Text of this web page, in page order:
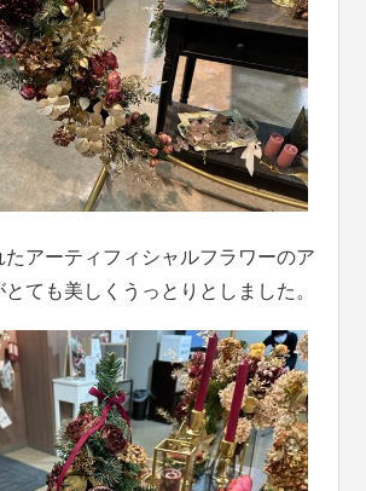
たアーティフィシャルフラワーのア
ても美しくうっとりとしました。